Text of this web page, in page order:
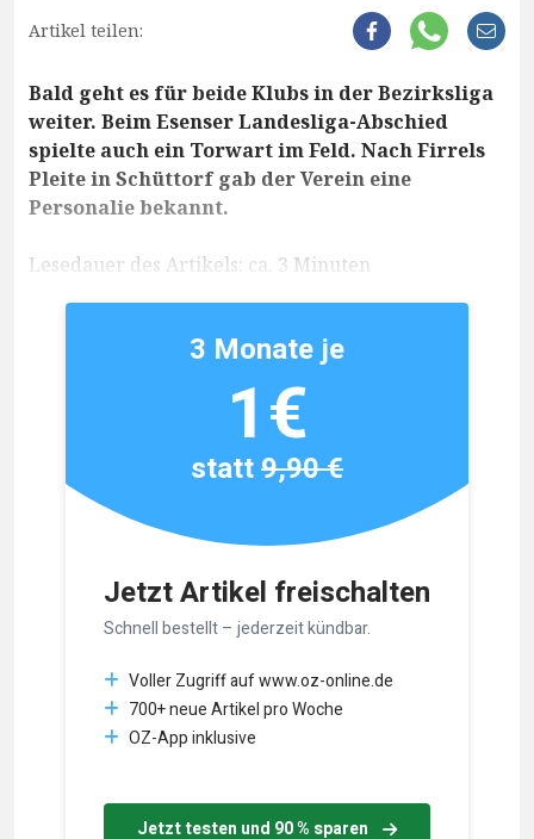
Artikel teilen:
Bald geht es für beide Klubs in der Bezirksliga
weiter. Beim Esenser Landesliga-Abschied
spielte auch ein Torwart im Feld. Nach Firrels
Pleite in Schüttorf gab der Verein eine
Personalie bekannt.
Lesedauer des Artikels: ca. 3 Minuten
Jetzt Artikel freischalten
Schnell bestellt – jederzeit kündbar.
Voller Zugriff auf www.oz-online.de
700+ neue Artikel pro Woche
OZ-App inklusive
Jetzt testen und 90 % sparen
3 Monate je
1€
statt9,90 €